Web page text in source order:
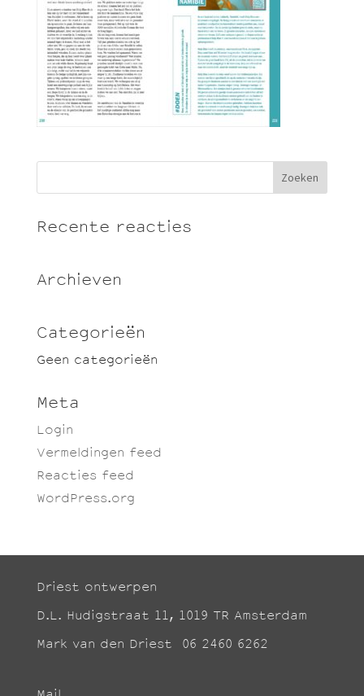
Recente reacties
Archieven
Categorieën
Geen categorieën
Meta
Login
Vermeldingen feed
Reacties feed
WordPress.org
Driest ontwerpen
D.L. Hudigstraat 11, 1019 TR Amsterdam
Mark van den Driest 06 2460 6262